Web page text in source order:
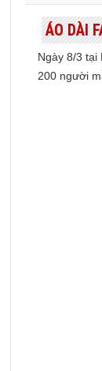
ÁO DÀI
Ngày 8/3 tại
200 người